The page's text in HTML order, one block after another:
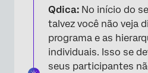
Qdica: No início do
talvez você não veja
programa e as
individuais. Isso se
seus participantes